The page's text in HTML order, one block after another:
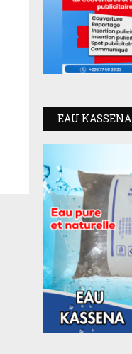
EAU KASSENA